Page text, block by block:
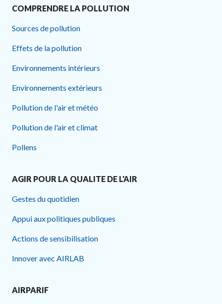
COMPRENDRE LA POLLUTION
Sources de pollution
Effets de la pollution
Environnements intérieurs
Environnements extérieurs
Pollution de l'air et météo
Pollution de l'air et climat
Pollens
AGIR POUR LA QUALITE DE L'AIR
Gestes du quotidien
Appui aux politiques publiques
Actions de sensibilisation
Innover avec AIRLAB
AIRPARIF